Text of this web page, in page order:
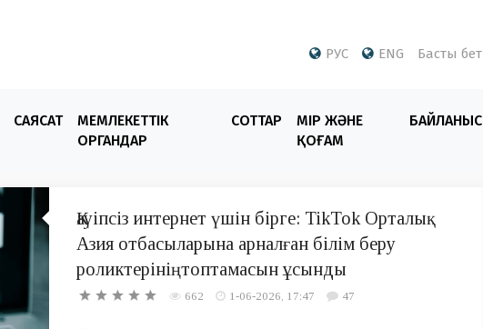
РУС ENG Басты бет
САЯСАТ
МЕМЛЕКЕТТІК
ОРГАНДАР
СОТТАР
ӨМІР ЖӘНЕ
ҚОҒАМ
БАЙЛАНЫС
Қауіпсіз интернет үшін бірге: TikTok Орталық
Азия отбасыларына арналған білім беру
роликтерініңтоптамасын ұсынды
662 1-06-2026, 17:47 47